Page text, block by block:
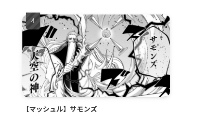
【マッシュル】サモンズ